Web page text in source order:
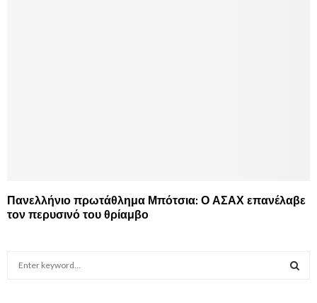
Πανελλήνιο πρωτάθλημα Μπότσια: Ο ΑΣΑΧ επανέλαβε
τον περυσινό του θρίαμβο